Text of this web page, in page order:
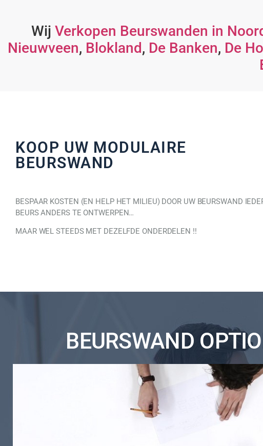
Wij Verkopen Beurswanden in
Nieuwveen, Blokland, De Banken, De
KOOP UW MODULAIRE
BEURSWAND
BESPAAR KOSTEN (EN HELP HET MILIEU) DOOR UW BEURSWAND
BEURS ANDERS TE ONTWERPEN…
MAAR WEL STEEDS MET DEZELFDE ONDERDELEN !!
BEURSWAND